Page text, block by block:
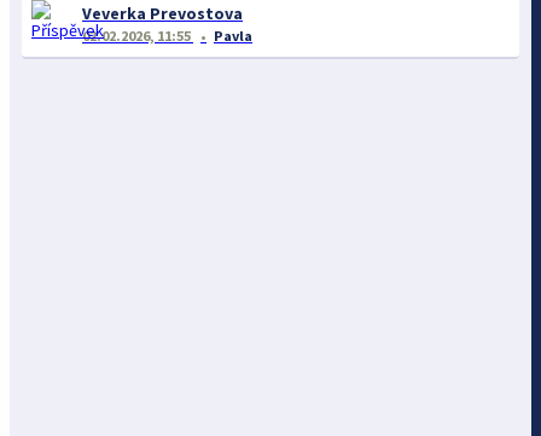
Veverka Prevostova
02.02.2026, 11:55 Pavla